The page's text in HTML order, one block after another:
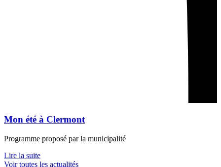
Mon été à Clermont
Programme proposé par la municipalité
Lire la suite
Voir toutes les actualités